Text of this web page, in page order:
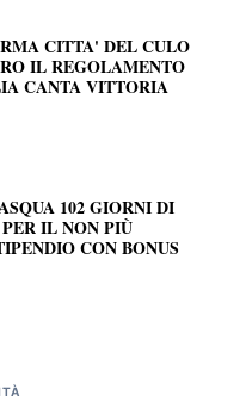
CITTA' DEL CULO
IL REGOLAMENTO
CANTA VITTORIA
102 GIORNI DI
IL NON PIÙ
CON BONUS